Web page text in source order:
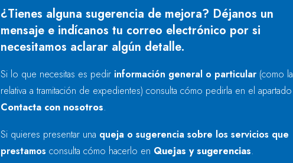
¿Tienes alguna sugerencia de mejora? Déjanos un
mensaje e indícanos tu correo electrónico por si
necesitamos aclarar algún detalle.
Si lo que necesitas es pedir información general o particular (como la
relativa a tramitación de expedientes) consulta cómo pedirla en el apartado
Contacta con nosotros.
Si quieres presentar una queja o sugerencia sobre los servicios que
prestamos consulta cómo hacerlo en Quejas y sugerencias.